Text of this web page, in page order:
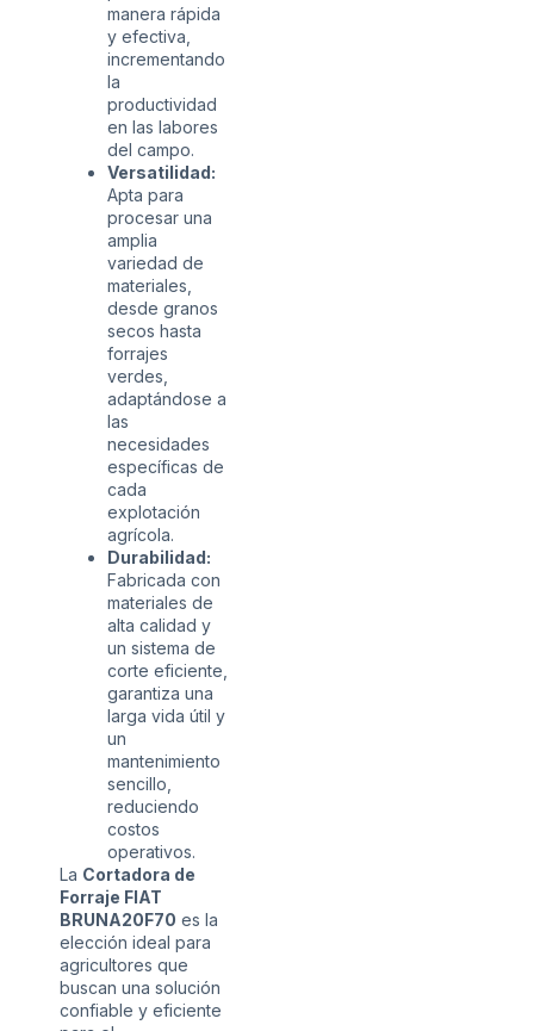
manera rápida
y efectiva,
incrementando
la
productividad
en las labores
del campo.
Versatilidad:
Apta para
procesar una
amplia
variedad de
materiales,
desde granos
secos hasta
forrajes
verdes,
adaptándose a
las
necesidades
específicas de
cada
explotación
agrícola.
Durabilidad:
Fabricada con
materiales de
alta calidad y
un sistema de
corte eficiente,
garantiza una
larga vida útil y
un
mantenimiento
sencillo,
reduciendo
costos
operativos.
La Cortadora de
Forraje FIAT
BRUNA20F70 es la
elección ideal para
agricultores que
buscan una solución
confiable y eficiente